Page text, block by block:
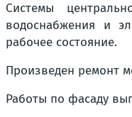
Системы
водоснабжения и
рабочее состояние.
Произведен ремонт
Работы по фасаду